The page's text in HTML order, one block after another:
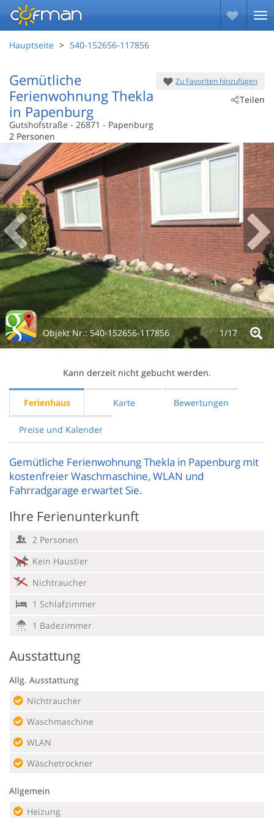
Hauptseite 540-152656-117856
Zu Favoriten hinzufügen
Teilen
Gemütliche
Ferienwohnung Thekla
in Papenburg
Gutshofstraße - 26871 - Papenburg
2 Personen
Objekt Nr.:540-152656-117856 1/17
Kann derzeit nicht gebucht werden.
Ferienhaus Karte Bewertungen
Preise und Kalender
Gemütliche Ferienwohnung Thekla in Papenburg mit
kostenfreier Waschmaschine, WLAN und
Fahrradgarage erwartet Sie.
Ihre Ferienunterkunft
2 Personen
Kein Haustier
Nichtraucher
1 Schlafzimmer
1 Badezimmer
Ausstattung
Allg. Ausstattung
Nichtraucher
Waschmaschine
WLAN
Wäschetrockner
Allgemein
Heizung